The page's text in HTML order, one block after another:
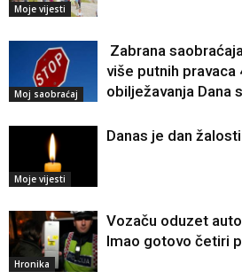
Moje vijesti
Moj saobraćaj
Zabrana
više putnih pravaca
obilježavanja Dana
Moje vijesti
Danas je dan žalosti
Hronika
Vozaču oduzet
Imao gotovo četiri